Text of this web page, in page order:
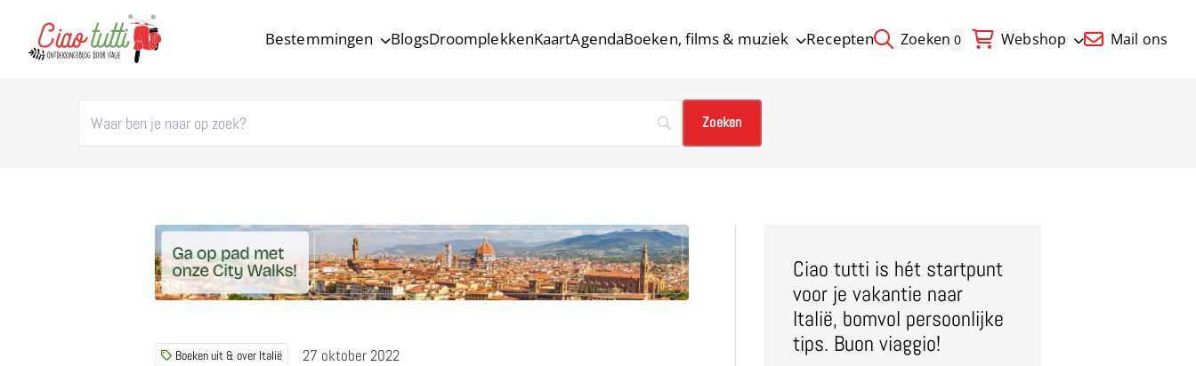
Bestemmingen BlogsDroomplekkenKaartAgendaBoeken, films & muziek Recepten Zoeken 0 Webshop Mail ons
Boeken uit & over Italië 27 oktober 2022
Ciao tutti is hét startpunt
voor je vakantie naar
Italië, bomvol persoonlijke
tips. Buon viaggio!